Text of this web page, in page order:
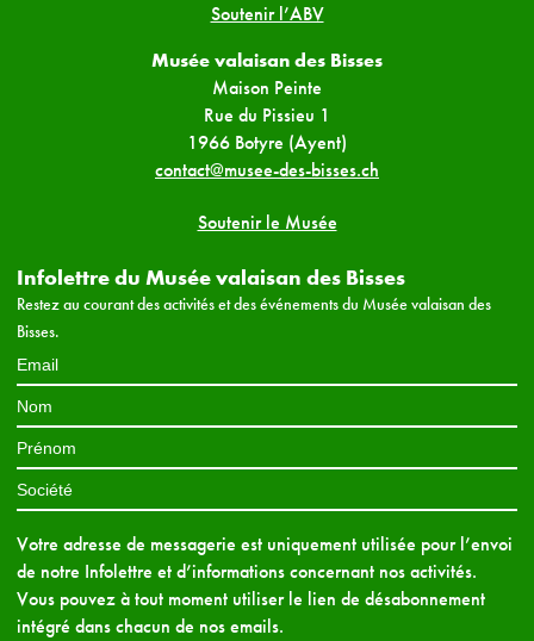
Soutenir l’ABV
Musée valaisan des Bisses
Maison Peinte
Rue du Pissieu 1
1966 Botyre (Ayent)
contact@musee-des-bisses.ch
Soutenir le Musée
Infolettre du Musée valaisan des Bisses
Restez au courant des activités et des événements du Musée valaisan des
Bisses.
Votre adresse de messagerie est uniquement utilisée pour l’envoi
de notre Infolettre et d’informations concernant nos activités.
Vous pouvez à tout moment utiliser le lien de désabonnement
intégré dans chacun de nos emails.